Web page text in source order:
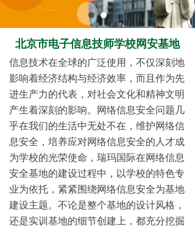
信息技术在全球的广泛使用，不仅深刻地
影响着经济结构与经济效率，而且作为先
进生产力的代表，对社会文化和精神文明
产生着深刻的影响。网络信息安全问题几
乎在我们的生活中无处不在，维护网络信
息安全，培养应对网络信息安全的人才成
为学校的光荣使命，瑞玛国际在网络信息
安全基地的建设过程中，以学校的特色专
业为依托，紧紧围绕网络信息安全为基地
建设主题。不论是整个基地的设计风格，
还是实训基地的细节创建上，都充分挖掘
北京市电子信息技师学校网安基地